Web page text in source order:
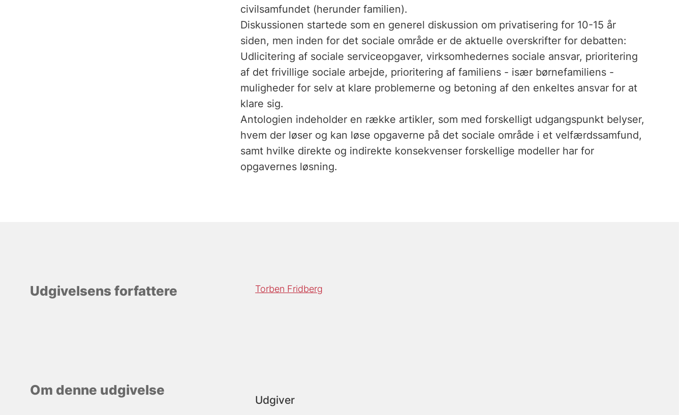
civilsamfundet (herunder familien).
Diskussionen startede som en generel diskussion om privatisering for 10-15 år
siden, men inden for det sociale område er de aktuelle overskrifter for debatten:
Udlicitering af sociale serviceopgaver, virksomhedernes sociale ansvar, prioritering
af det frivillige sociale arbejde, prioritering af familiens - især børnefamiliens -
muligheder for selv at klare problemerne og betoning af den enkeltes ansvar for at
klare sig.
Antologien indeholder en række artikler, som med forskelligt udgangspunkt belyser,
hvem der løser og kan løse opgaverne på det sociale område i et velfærdssamfund,
samt hvilke direkte og indirekte konsekvenser forskellige modeller har for
opgavernes løsning.
Udgivelsens forfattere Torben Fridberg
Om denne udgivelse
Udgiver